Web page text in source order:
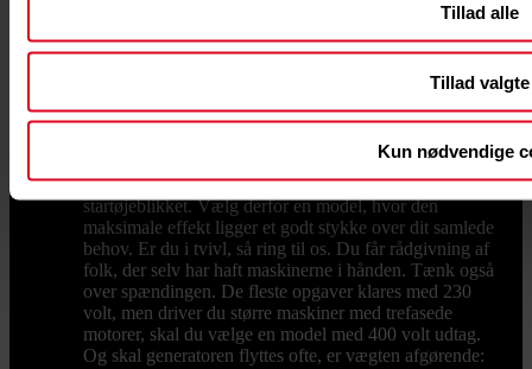
Tillad alle
Tillad valgte
Kun nødvendige
typepladen på de apparater, du vil tilslutte, og læg
forbruget sammen for det udstyr, der skal køre
samtidig. En hækkeklipper nøjes med omkring 500
watt, mens en kaffemaskine kan trække op mod 1.500
langt mere strøm i det øjeblik, de tænder, end når de
kører. En kompressor eller en stor vinkelsliber kan
kortvarigt trække op til tre gange sit normale forbrug,
så et apparat på 2.000 watt kan kræve 6.000 watt i
startøjeblikket. Vælg derfor en model, hvor den
maksimale effekt ligger et godt stykke over dit samlede
behov. Er du i tvivl, så ring til os. Du får rådgivning af
folk, der selv har haft maskinerne i hånden. Tænk også
over spændingen. De fleste opgaver klares med 230
volt, men driver du større maskiner med trefasede
motorer, skal du vælge en model med 400 volt udtag.
Og skal generatoren flyttes ofte, er vægten afgørende: